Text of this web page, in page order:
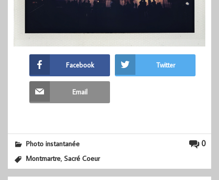
Facebook Twitter
Email
0
Photo instantanée
Montmartre,Sacré Coeur